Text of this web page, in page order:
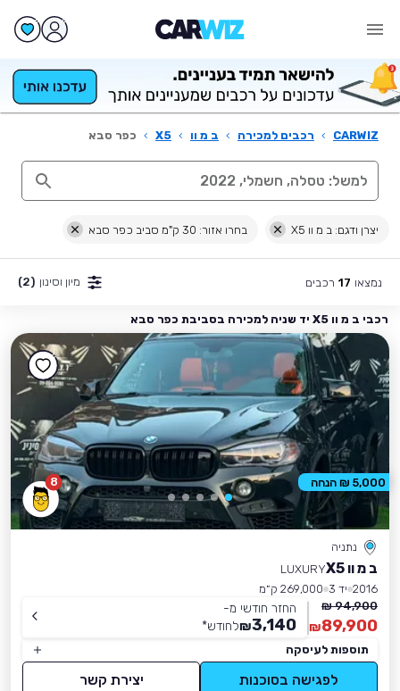
CARWIZ
› רכבים למכירה › ב מ וו ›
X5
› כפר סבא
יצרן ודגם: ב מ וו X5 בחרו אזור: 30 ק"מ סביב כפר סבא
נמצאו 17 רכבים מיון וסינון (2)
רכבי ב מ וו X5 יד שניה למכירה בסביבת כפר סבא
8
נתניה
ב מ וו X5
LUXURY
2016 יד 3
269,000 ק״מ
94,900 ₪
89,900
₪
החזר חודשי מ-
3,140
₪לחודש*
תוספות לעיסקה
לפגישה בסוכנות יצירת קשר
5,000 ₪ הנחה